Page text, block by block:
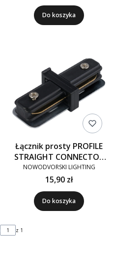
Do koszyka
Łącznik prosty PROFILE
STRAIGHT CONNECTOR
czarny
NOWODVORSKI LIGHTING
15,90 zł
Do koszyka
z 1